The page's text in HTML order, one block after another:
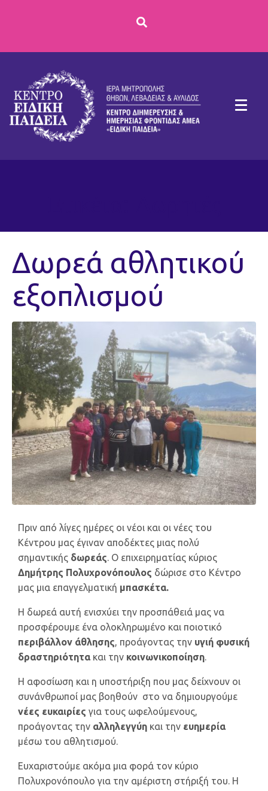
Δωρεά αθλητικού
εξοπλισμού
Πριν από λίγες ημέρες οι νέοι και οι νέες του
Κέντρου μας έγιναν αποδέκτες μιας πολύ
σημαντικής δωρεάς. Ο επιχειρηματίας κύριος
Δημήτρης Πολυχρονόπουλος δώρισε στο Κέντρο
μας μια επαγγελματική μπασκέτα.
Η δωρεά αυτή ενισχύει την προσπάθειά μας να
προσφέρουμε ένα ολοκληρωμένο και ποιοτικό
περιβάλλον άθλησης, προάγοντας την υγιή φυσική
δραστηριότητα και την κοινωνικοποίηση.
Η αφοσίωση και η υποστήριξη που μας δείχνουν οι
συνάνθρωποί μας βοηθούν στο να δημιουργούμε
νέες ευκαιρίες για τους ωφελούμενους,
προάγοντας την αλληλεγγύη και την ευημερία
μέσω του αθλητισμού.
Ευχαριστούμε ακόμα μια φορά τον κύριο
Πολυχρονόπουλο για την αμέριστη στήριξή του. Η